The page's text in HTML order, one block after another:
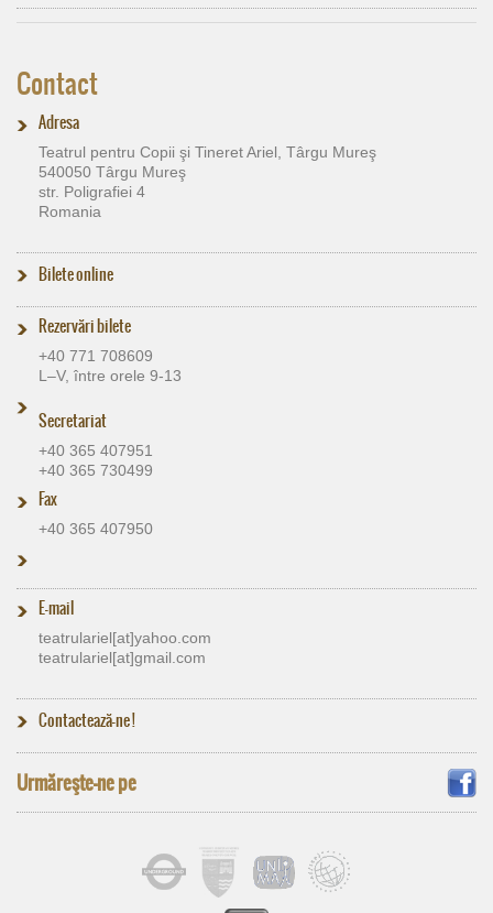
Contact
Adresa
Teatrul pentru Copii şi Tineret Ariel, Târgu Mureş
540050 Târgu Mureş
str. Poligrafiei 4
Romania
Bilete online
Rezervări bilete
+40 771 708609
L–V, între orele 9-13
Secretariat
+40 365 407951
+40 365 730499
Fax
+40 365 407950
E-mail
teatrulariel[at]​yahoo.com
teatrulariel[at]​gmail.com
Contactează-ne !
Urmăreşte-ne pe